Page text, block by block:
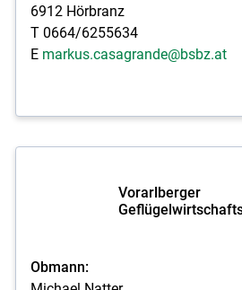
6912 Hörbranz
T 0664/6255634
E markus.casagrande@bsbz.at
Vorarlberger
Obmann: